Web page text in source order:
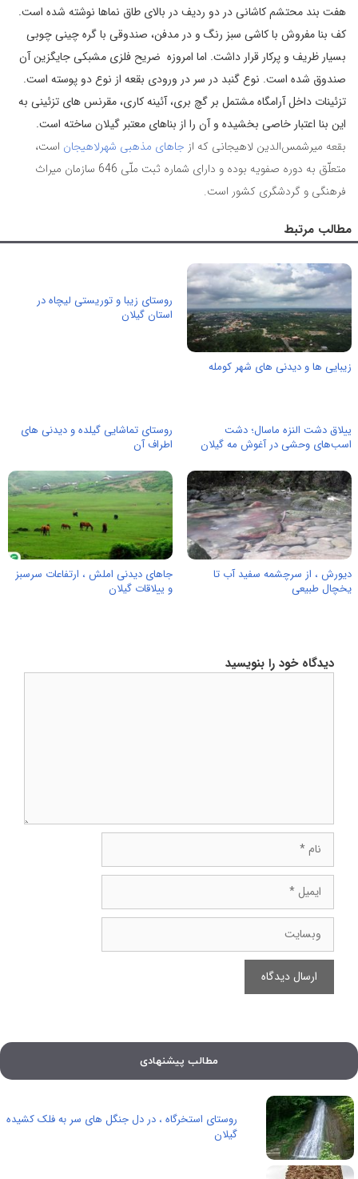
هفت بند محتشم کاشانی در دو ردیف در بالای طاق نماها نوشته شده است.
کف بنا مفروش با کاشی سبز رنگ و در مدفن، صندوقی با گره چینی چوبی
بسیار ظریف و پرکار قرار داشت. اما امروزه ضریح فلزی مشبکی جایگزین آن
صندوق شده است. نوع گنبد در سر در ورودی بقعه از نوع دو پوسته است.
تزئينات داخل آرامگاه مشتمل بر گچ بری، آئينه كاری، مقرنس های تزئينی به
اين بنا اعتبار خاصی بخشيده و آن را از بناهای معتبر گيلان ساخته است.
بقعه میرشمس‌الدین لاهیجانی که از جاهای مذهبی شهرلاهیجان است،
متعلّق به دوره صفویه بوده و دارای شماره ثبت ملّی 646 سازمان میراث
فرهنگی و گردشگری كشور است.
مطالب مرتبط
زیبایی ها و دیدنی های شهر کومله
روستای زیبا و توریستی لیچاه در
استان گیلان
ییلاق دشت النزه ماسال؛ دشت
اسب‌های وحشی در آغوش مه گیلان
روستای تماشایی گیلده و دیدنی های
اطراف آن
دیورش ، از سرچشمه سفید آب تا
یخچال طبیعی
جاهای دیدنی املش ، ارتفاعات سرسبز
و ييلاقات گیلان
دیدگاه خود را بنویسید
ایمیل
وبسایت
مطالب پیشنهادی
روستای استخرگاه ، در دل جنگل های سر به فلک کشیده
گیلان